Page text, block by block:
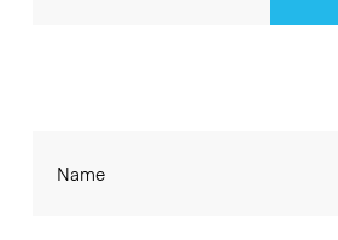
Name